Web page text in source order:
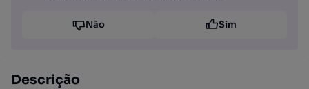
Não Sim
Descrição